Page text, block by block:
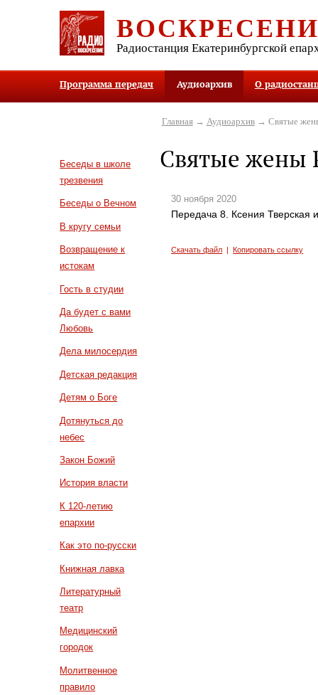
Радиостанция Екатеринбургской
Программа передач Аудиоархив О
Беседы в школе
трезвения
Беседы о Вечном
В кругу семьи
Возвращение к
истокам
Гость в студии
Да будет с вами
Любовь
Дела милосердия
Детская редакция
Детям о Боге
Дотянуться до
небес
Закон Божий
История власти
К 120-летию
епархии
Как это по-русски
Книжная лавка
Литературный
театр
Медицинский
городок
Молитвенное
правило
Главная→ Аудиоархив→ Святые
Святые жены
30 ноября 2020
Передача 8. Ксения Тверская
Скачать файл |Копировать ссылку